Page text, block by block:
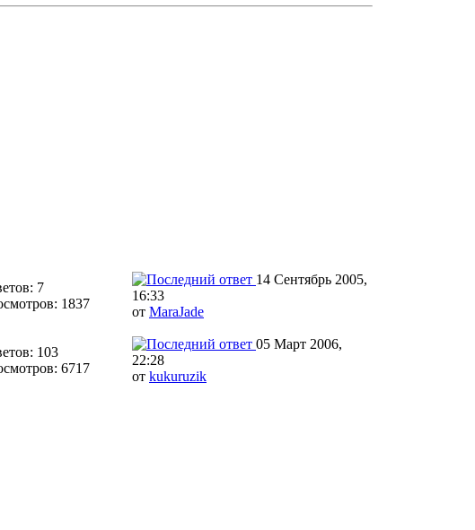
7
1837
14 Сентябрь 2005,
16:33
от MaraJade
103
6717
05 Март 2006,
22:28
от kukuruzik